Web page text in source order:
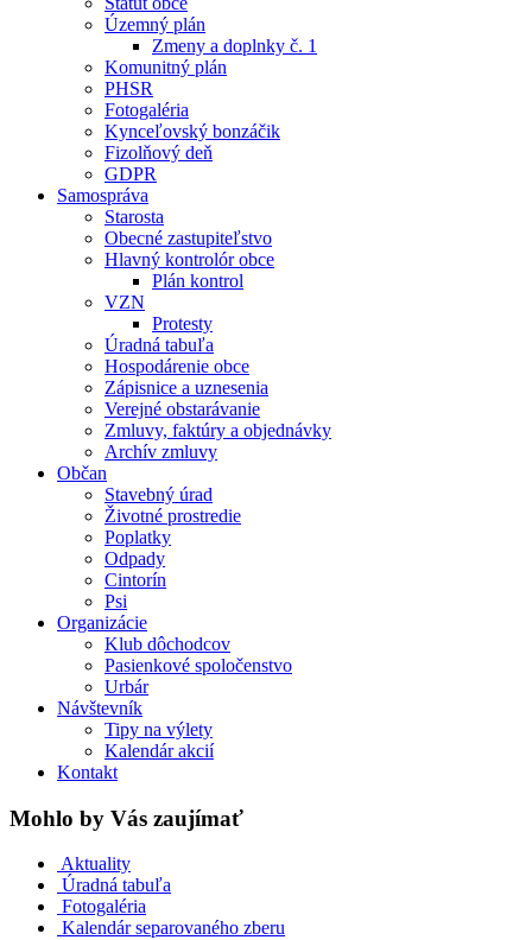
Územný plán
Zmeny a doplnky č. 1
Komunitný plán
PHSR
Fotogaléria
Kynceľovský bonzáčik
Fizolňový deň
GDPR
Samospráva
Starosta
Obecné zastupiteľstvo
Hlavný kontrolór obce
Plán kontrol
VZN
Protesty
Úradná tabuľa
Hospodárenie obce
Zápisnice a uznesenia
Verejné obstarávanie
Zmluvy, faktúry a objednávky
Archív zmluvy
Občan
Stavebný úrad
Životné prostredie
Poplatky
Odpady
Cintorín
Psi
Organizácie
Klub dôchodcov
Pasienkové spoločenstvo
Urbár
Návštevník
Tipy na výlety
Kalendár akcií
Kontakt
Mohlo by Vás zaujímať
Aktuality
Úradná tabuľa
Fotogaléria
Kalendár separovaného zberu